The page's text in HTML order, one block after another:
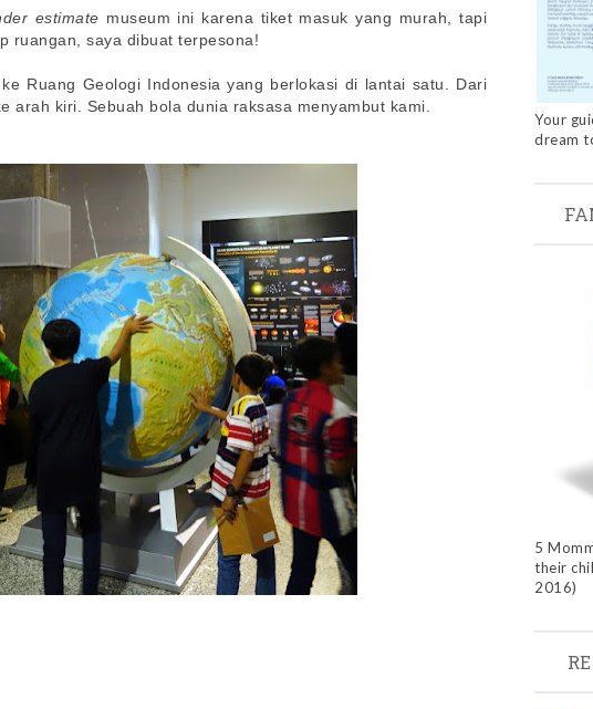
estimate museum ini karena tiket masuk yang murah, tapi
ruangan, saya dibuat terpesona!
Ruang Geologi Indonesia yang berlokasi di lantai satu. Dari
arah kiri. Sebuah bola dunia raksasa menyambut kami.
Your
dream
5
their
2016)